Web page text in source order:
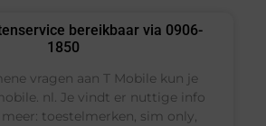
bereikbaar via 0906-
1850
vragen aan T Mobile kun je
nl. Je vindt er nuttige info
toestelmerken, sim only,